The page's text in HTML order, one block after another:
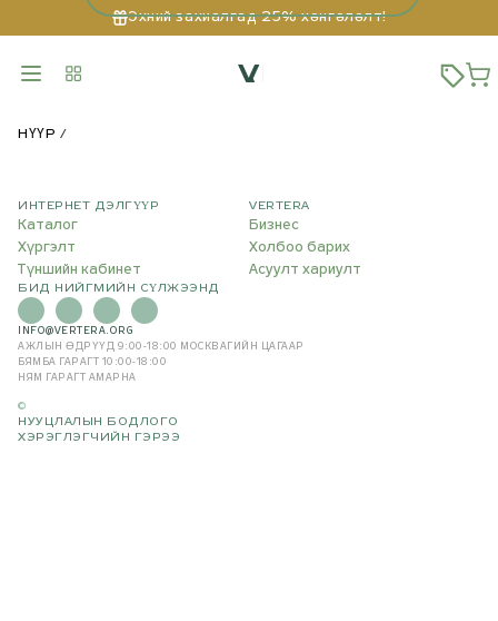
Эхний захиалгад 25% хөнгөлөлт!
НҮҮР
ИНТЕРНЕТ ДЭЛГҮҮР
Каталог
Хүргэлт
Түншийн кабинет
VERTERA
Бизнес
Холбоо барих
Асуулт хариулт
БИД НИЙГМИЙН СҮЛЖЭЭНД
INFO@VERTERA.ORG
АЖЛЫН ӨДРҮҮД 9:00-18:00
МОСКВАГИЙН ЦАГААР
БЯМБА ГАРАГТ 10:00-18:00
НЯМ ГАРАГТ АМАРНА
©
НУУЦЛАЛЫН БОДЛОГО
ХЭРЭГЛЭГЧИЙН ГЭРЭЭ